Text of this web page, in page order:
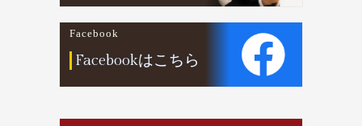
Facebook
Facebookはこちら